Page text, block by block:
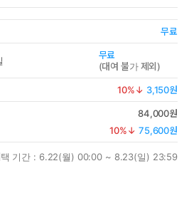
무료
무료
(대여 불가 제외)
10%↓ 3,150원
84,000원
10%↓ 75,600원
기간 : 6.22(월) 00:00 ~ 8.23(일) 23:59